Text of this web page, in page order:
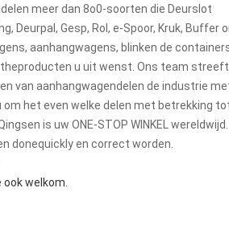
meer dan 8o0-soorten die Deurslot
Deurpal, Gesp, Rol, e-Spoor, Kruk, Buffer
aanhangwagens, blinken de
u uit wenst. Ons team
van aanhangwagendelen de industrie
het even welke delen met betrekking
is uw ONE-STOP WINKEL
donequickly en correct worden.
welkom.